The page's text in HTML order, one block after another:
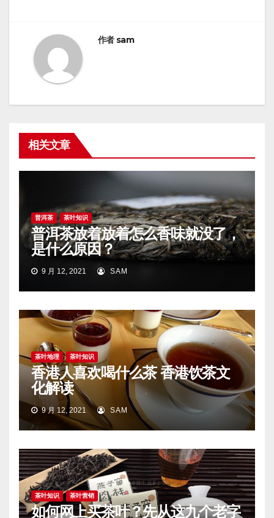
作者 sam
相关文章
普洱茶 茶叶知识
普洱茶放着放着怎么香味就没了，
是什么原因？
9 月 12, 2021 SAM
茶叶地理 茶叶知识
香港人喜欢喝什么茶 香港饮茶文
化解读
9 月 12, 2021 SAM
茶叶知识 茶叶营销
如何网上买茶叶？先从这九个老字